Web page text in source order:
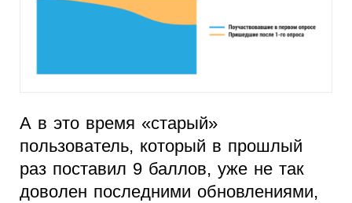
А в это время «старый»
пользователь, который в прошлый
раз поставил 9 баллов, уже не так
доволен последними обновлениями,